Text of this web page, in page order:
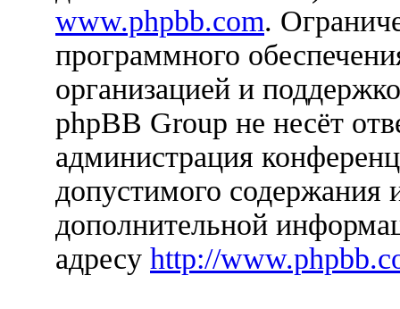
www.phpbb.com.
программного
организацией и
phpBB Group не несёт
администрация
допустимого содержания
дополнительной
адресу http://